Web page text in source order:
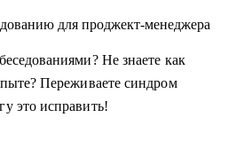
для проджект-менеджера
Не знаете как
Переживаете синдром
это исправить!